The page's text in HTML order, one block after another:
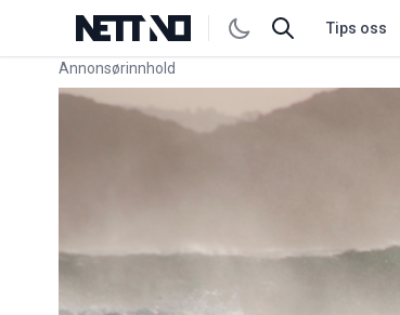
Tips oss
Annonsørinnhold
Link for annonse